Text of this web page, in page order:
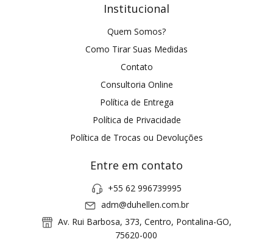
Institucional
Quem Somos?
Como Tirar Suas Medidas
Contato
Consultoria Online
Política de Entrega
Política de Privacidade
Política de Trocas ou Devoluções
Entre em contato
+55 62 996739995
adm@duhellen.com.br
Av. Rui Barbosa, 373, Centro, Pontalina-GO,
75620-000